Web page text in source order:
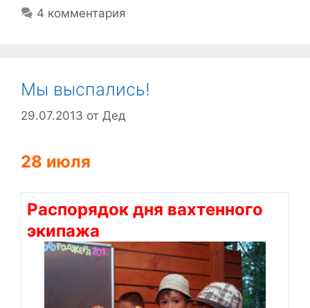
4 комментария
Мы выспались!
29.07.2013 от Дед
28 июля
Распорядок дня вахтенного
экипажа